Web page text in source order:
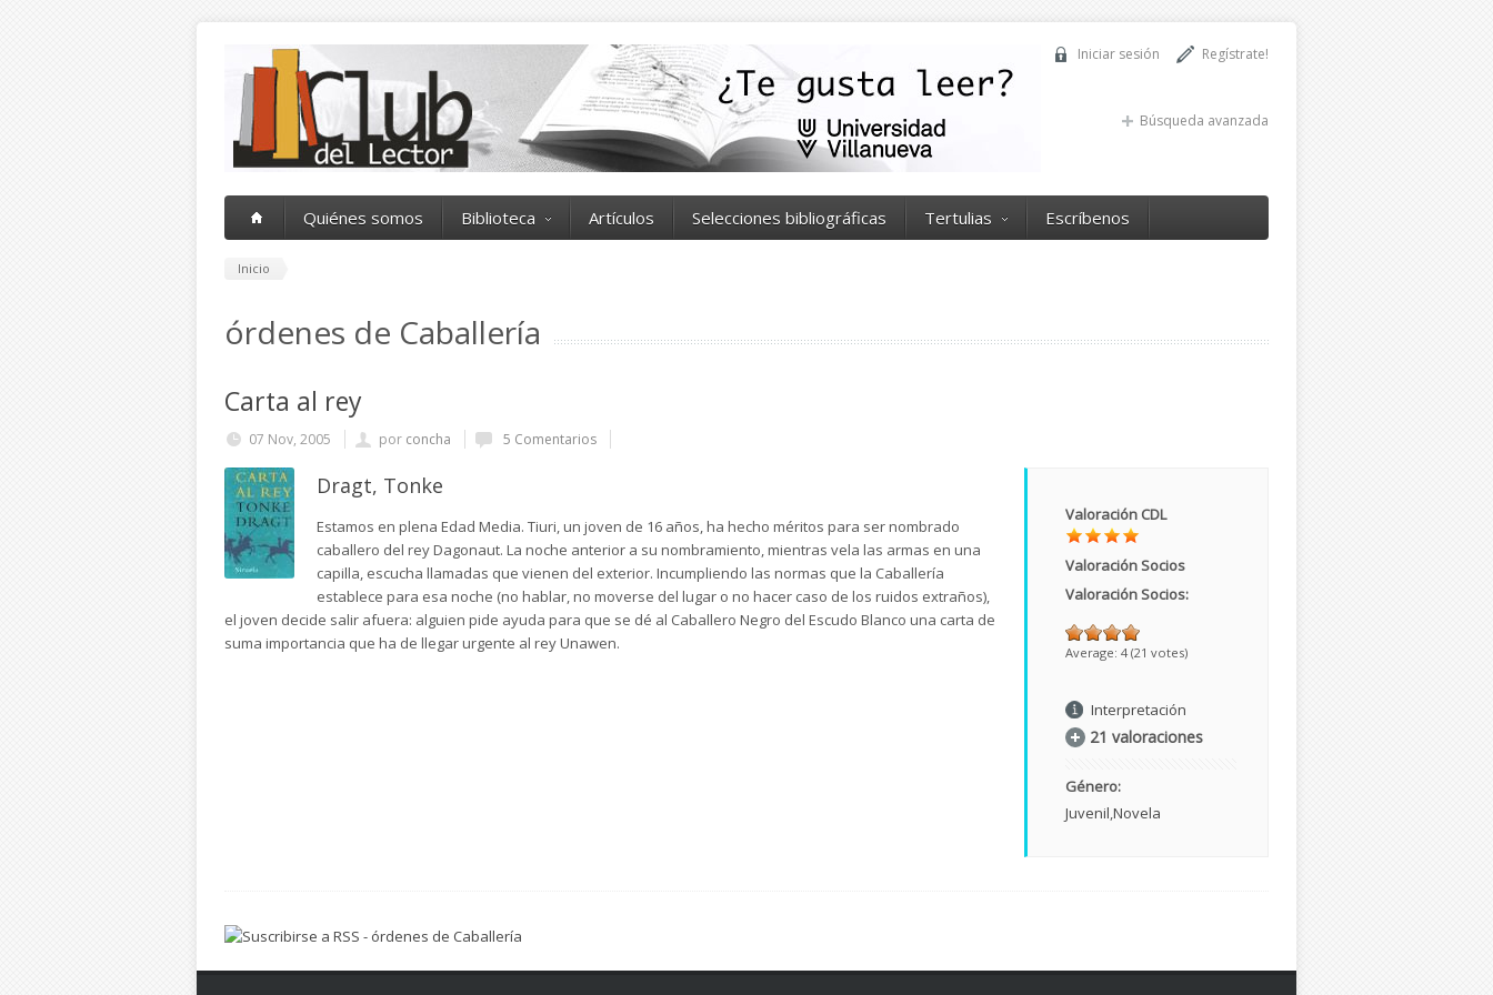
Regístrate!
Iniciar sesión
Búsqueda avanzada
Quiénes somos Biblioteca Artículos Selecciones bibliográficas Tertulias Escríbenos
Inicio
órdenes de Caballería
Carta al rey
07 Nov, 2005 por concha 5 Comentarios
Dragt, Tonke
Estamos en plena Edad Media. Tiuri, un joven de 16 años, ha hecho méritos para ser nombrado
caballero del rey Dagonaut. La noche anterior a su nombramiento, mientras vela las armas en una
capilla, escucha llamadas que vienen del exterior. Incumpliendo las normas que la Caballería
establece para esa noche (no hablar, no moverse del lugar o no hacer caso de los ruidos extraños),
el joven decide salir afuera: alguien pide ayuda para que se dé al Caballero Negro del Escudo Blanco una carta de
suma importancia que ha de llegar urgente al rey Unawen.
Valoración CDL
Valoración Socios
Valoración Socios:
Average: 4 (21 votes)
Interpretación
21 valoraciones
Género:
Juvenil Novela